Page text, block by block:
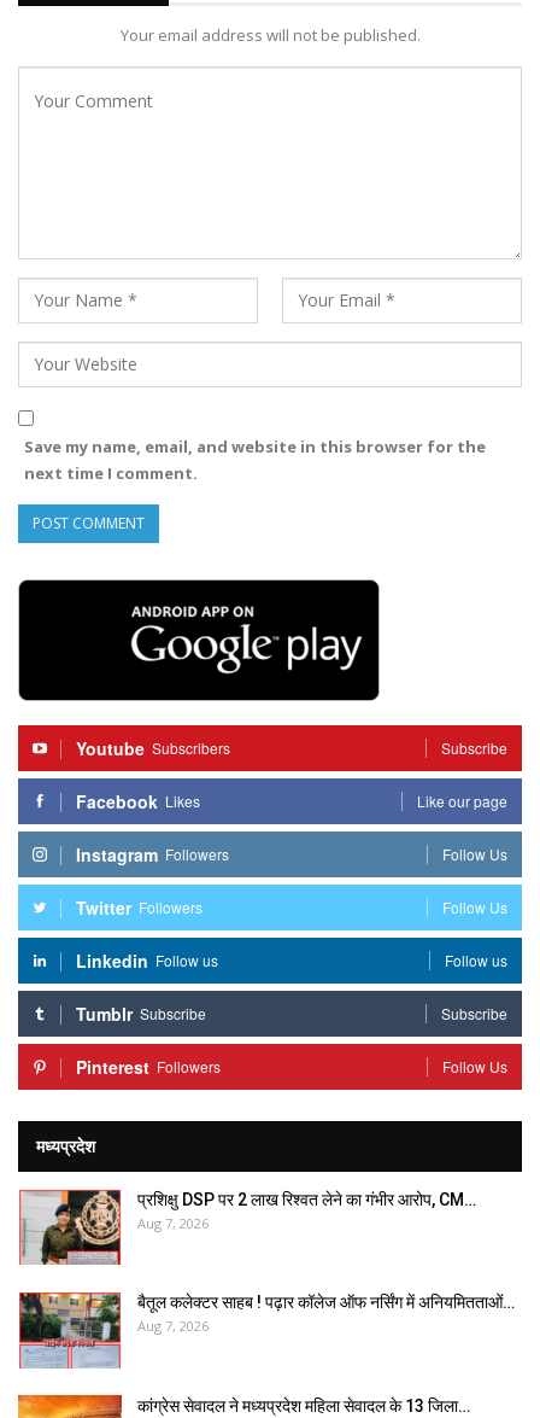
Your email address will not be published.
Save my name, email, and website in this browser for the
next time I comment.
Youtube Subscribers Subscribe
Facebook Likes Like our page
Instagram Followers Follow Us
Twitter Followers Follow Us
Linkedin Follow us Follow us
Tumblr Subscribe Subscribe
Pinterest Followers Follow Us
मध्यप्रदेश
प्रशिक्षु DSP पर ₹2 लाख रिश्वत लेने का गंभीर आरोप, CM…
Aug 7, 2026
बैतूल कलेक्टर साहब ! पढ़ार कॉलेज ऑफ नर्सिंग में अनियमितताओं…
Aug 7, 2026
कांग्रेस सेवादल ने मध्यप्रदेश महिला सेवादल के 13 जिला…